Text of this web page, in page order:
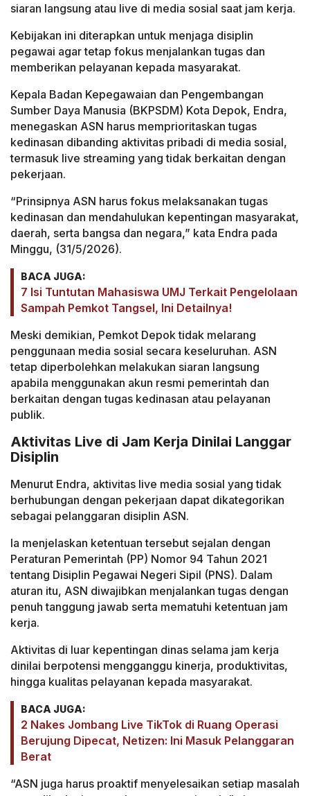
siaran langsung atau live di media sosial saat jam kerja.
Kebijakan ini diterapkan untuk menjaga disiplin
pegawai agar tetap fokus menjalankan tugas dan
memberikan pelayanan kepada masyarakat.
Kepala Badan Kepegawaian dan Pengembangan
Sumber Daya Manusia (BKPSDM) Kota Depok, Endra,
menegaskan ASN harus memprioritaskan tugas
kedinasan dibanding aktivitas pribadi di media sosial,
termasuk live streaming yang tidak berkaitan dengan
pekerjaan.
“Prinsipnya ASN harus fokus melaksanakan tugas
kedinasan dan mendahulukan kepentingan masyarakat,
daerah, serta bangsa dan negara,” kata Endra pada
Minggu, (31/5/2026).
BACA JUGA:
7 Isi Tuntutan Mahasiswa UMJ Terkait Pengelolaan
Sampah Pemkot Tangsel, Ini Detailnya!
Meski demikian, Pemkot Depok tidak melarang
penggunaan media sosial secara keseluruhan. ASN
tetap diperbolehkan melakukan siaran langsung
apabila menggunakan akun resmi pemerintah dan
berkaitan dengan tugas kedinasan atau pelayanan
publik.
Aktivitas Live di Jam Kerja Dinilai Langgar
Disiplin
Menurut Endra, aktivitas live media sosial yang tidak
berhubungan dengan pekerjaan dapat dikategorikan
sebagai pelanggaran disiplin ASN.
Ia menjelaskan ketentuan tersebut sejalan dengan
Peraturan Pemerintah (PP) Nomor 94 Tahun 2021
tentang Disiplin Pegawai Negeri Sipil (PNS). Dalam
aturan itu, ASN diwajibkan menjalankan tugas dengan
penuh tanggung jawab serta mematuhi ketentuan jam
kerja.
Aktivitas di luar kepentingan dinas selama jam kerja
dinilai berpotensi mengganggu kinerja, produktivitas,
hingga kualitas pelayanan kepada masyarakat.
BACA JUGA:
2 Nakes Jombang Live TikTok di Ruang Operasi
Berujung Dipecat, Netizen: Ini Masuk Pelanggaran
Berat
“ASN juga harus proaktif menyelesaikan setiap masalah